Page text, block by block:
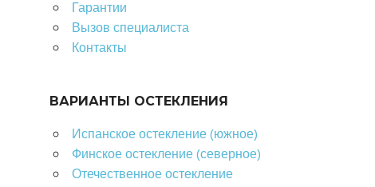
Гарантии
Вызов специалиста
Контакты
ВАРИАНТЫ ОСТЕКЛЕНИЯ
Испанское остекление (южное)
Финское остекление (северное)
Отечественное остекление